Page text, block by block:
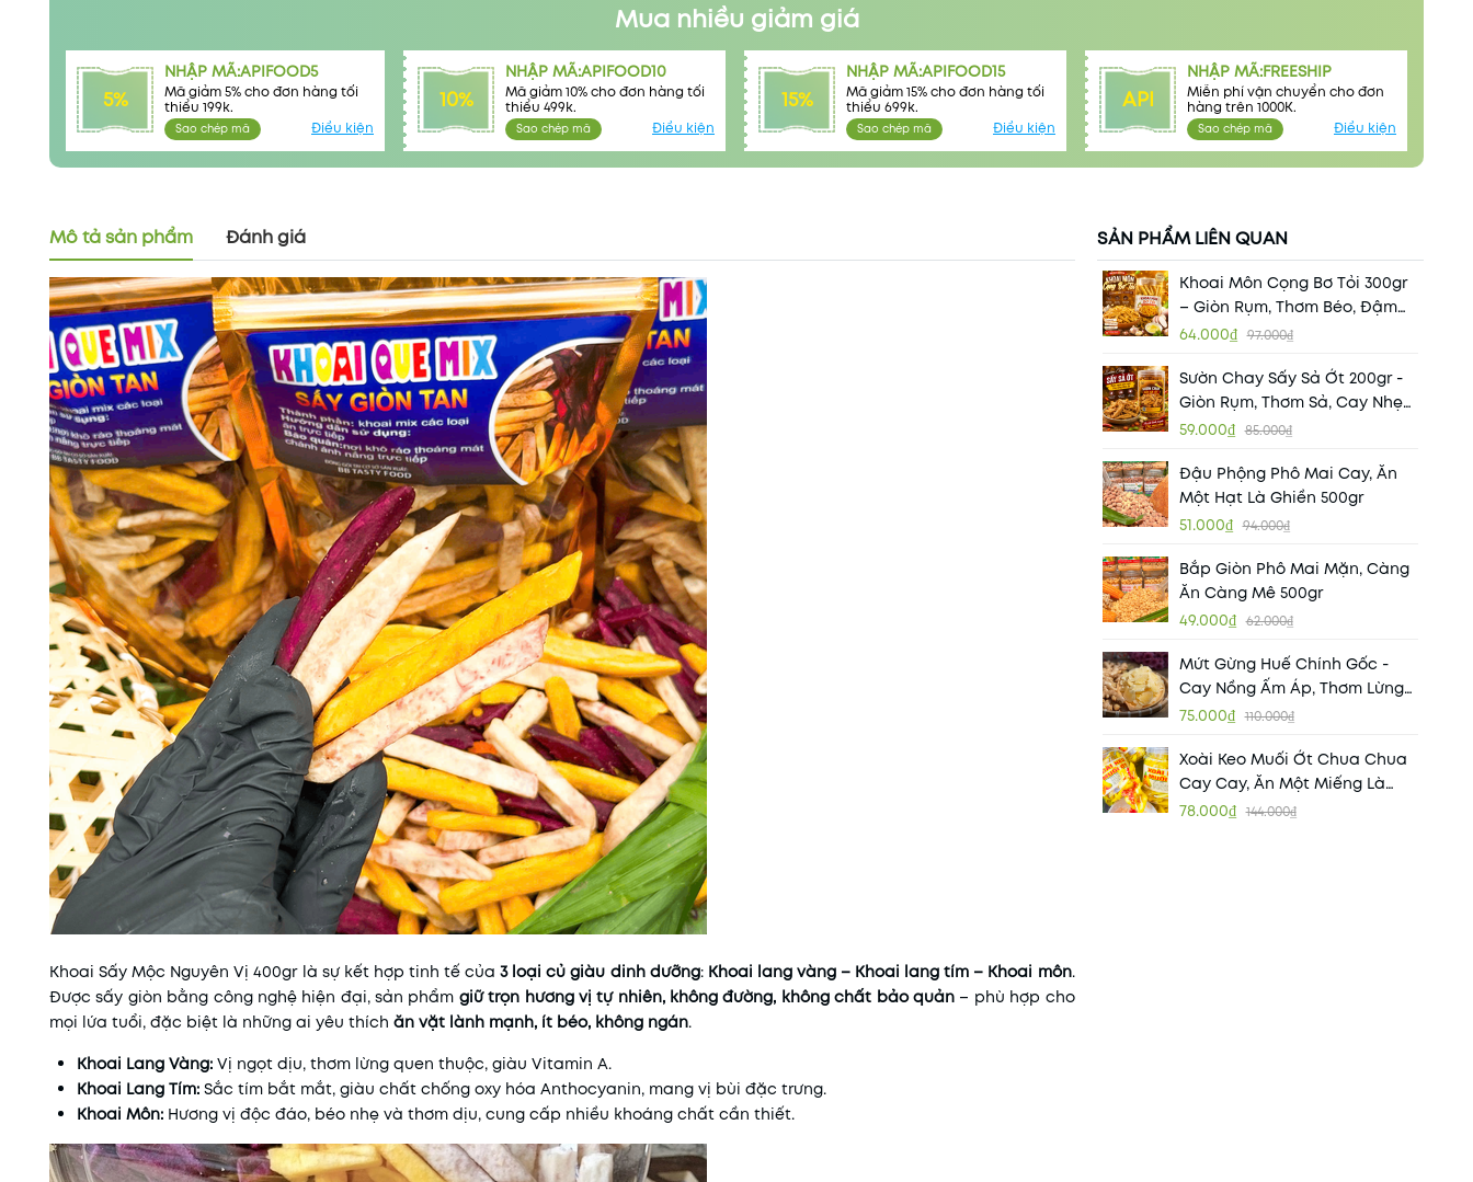
Mua nhiều giảm giá
5%
NHẬP MÃ:APIFOOD5
Mã giảm 5% cho đơn hàng tối
thiểu 199k.
Sao chép mã Điều kiện
10%
NHẬP MÃ:APIFOOD10
Mã giảm 10% cho đơn hàng tối
thiểu 499k.
Sao chép mã Điều kiện
15%
NHẬP MÃ:APIFOOD15
Mã giảm 15% cho đơn hàng tối
thiểu 699k.
Sao chép mã Điều kiện
API
NHẬP MÃ:FREESHIP
Miễn phí vận chuyển cho đơn
hàng trên 1000K.
Sao chép mã Điều kiện
Mã khuyến mãi:
Điều kiện:
Mô tả sản phẩm Đánh giá
Khoai Sấy Mộc Nguyên Vị 400gr là sự kết hợp tinh tế của3 loại củ giàu dinh dưỡng: Khoai lang vàng – Khoai lang tím – Khoai môn.
Được sấy giòn bằng công nghệ hiện đại, sản phẩm giữ trọn hương vị tự nhiên, không đường, không chất bảo quản – phù hợp cho
mọi lứa tuổi, đặc biệt là những ai yêu thích ăn vặt lành mạnh, ít béo, không ngán.
Khoai Lang Vàng: Vị ngọt dịu, thơm lừng quen thuộc, giàu Vitamin A.
Khoai Lang Tím: Sắc tím bắt mắt, giàu chất chống oxy hóa Anthocyanin, mang vị bùi đặc trưng.
Khoai Môn: Hương vị độc đáo, béo nhẹ và thơm dịu, cung cấp nhiều khoáng chất cần thiết.
SẢN PHẨM LIÊN QUAN
Khoai Môn Cọng Bơ Tỏi 300gr
– Giòn Rụm, Thơm Béo, Đậm
Đà Khó Cưỡng
64.000₫ 97.000₫
Sườn Chay Sấy Sả Ớt 200gr -
Giòn Rụm, Thơm Sả, Cay Nhẹ
Đậm Đà
59.000₫ 85.000₫
Đậu Phộng Phô Mai Cay, Ăn
Một Hạt Là Ghiền 500gr
51.000₫ 94.000₫
Bắp Giòn Phô Mai Mặn, Càng
Ăn Càng Mê 500gr
49.000₫ 62.000₫
Mứt Gừng Huế Chính Gốc -
Cay Nồng Ấm Áp, Thơm Lừng
Hương Vị Cố Đô
75.000₫ 110.000₫
Xoài Keo Muối Ớt Chua Chua
Cay Cay, Ăn Một Miếng Là
Ghiền
78.000₫ 144.000₫